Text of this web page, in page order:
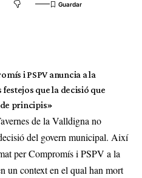
i PSPV anuncia a la
que la decisió que
de principis»
de la Valldigna no
del govern municipal. Així
per Compromís i PSPV a la
un context en el qual han mort